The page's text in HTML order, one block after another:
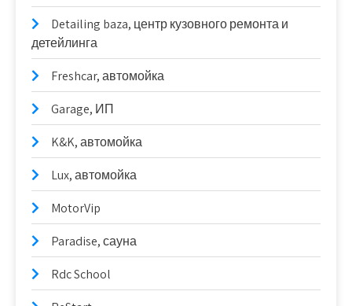
Detailing baza, центр кузовного ремонта и
детейлинга
Freshcar, автомойка
Garage, ИП
K&K, автомойка
Lux, автомойка
MotorVip
Paradise, сауна
Rdc School